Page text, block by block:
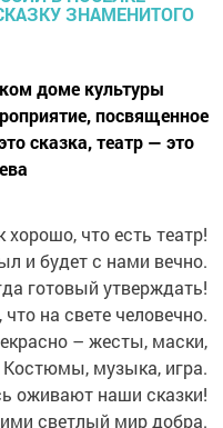
доме культуры
посвященное
сказка, театр — это
хорошо, что есть театр!
и будет с нами вечно.
готовый утверждать!
что на свете человечно.
– жесты, маски,
Костюмы, музыка, игра.
оживают наши сказки!
светлый мир добра.